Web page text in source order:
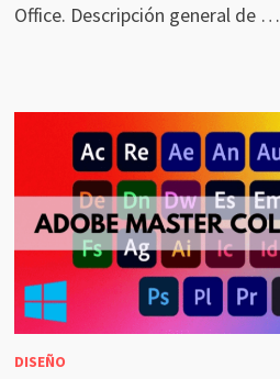
Office. Descripción general de …
DISEÑO